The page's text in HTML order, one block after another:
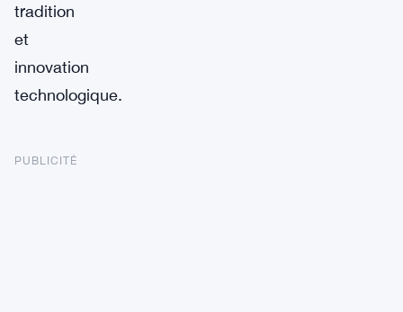
tradition
et
innovation
technologique.
PUBLICITÉ